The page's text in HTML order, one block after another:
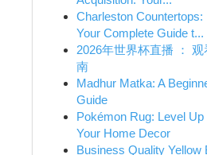
Charleston Countertops:
Your Complete Guide t...
2026年世界杯直播 ： 观
南
Madhur Matka: A
Guide
Pokémon Rug: Level Up
Your Home Decor
Business Quality Yellow